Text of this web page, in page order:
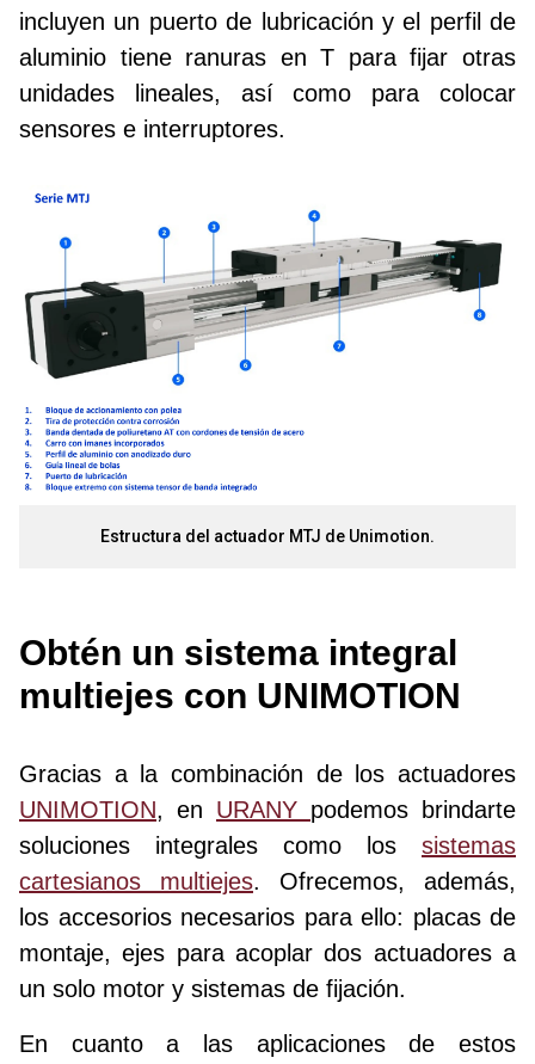
incluyen un puerto de lubricación y el perfil de
aluminio tiene ranuras en T para fijar otras
unidades lineales, así como para colocar
sensores e interruptores.
Estructura del actuador MTJ de Unimotion.
Obtén un sistema integral
multiejes con UNIMOTION
Gracias a la combinación de los actuadores
UNIMOTION, en URANY podemos brindarte
soluciones integrales como los sistemas
cartesianos multiejes. Ofrecemos, además,
los accesorios necesarios para ello: placas de
montaje, ejes para acoplar dos actuadores a
un solo motor y sistemas de fijación.
En cuanto a las aplicaciones de estos